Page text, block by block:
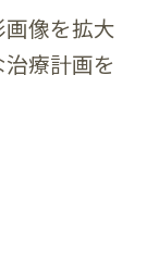
像を拡大
療計画を